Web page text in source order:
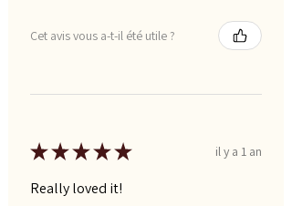
Cet avis vous a-t-il été utile ?
★★★★★ il y a 1 an
Really loved it!